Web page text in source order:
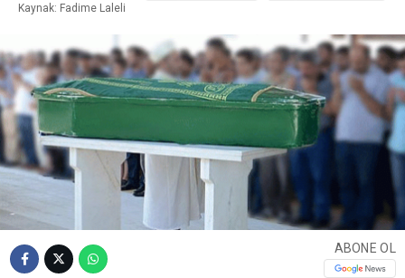
Kaynak: Fadime Laleli
ABONE OL